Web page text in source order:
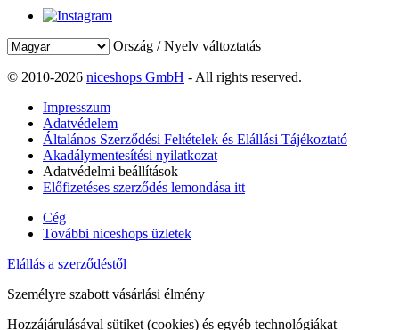
Ország / Nyelv változtatás
© 2010-2026 niceshops GmbH - All rights reserved.
Impresszum
Adatvédelem
Általános Szerződési Feltételek és Elállási Tájékoztató
Akadálymentesítési nyilatkozat
Adatvédelmi beállítások
Előfizetéses szerződés lemondása itt
Cég
További niceshops üzletek
Elállás a szerződéstől
Személyre szabott vásárlási élmény
Hozzájárulásával sütiket (cookies) és egyéb technológiákat